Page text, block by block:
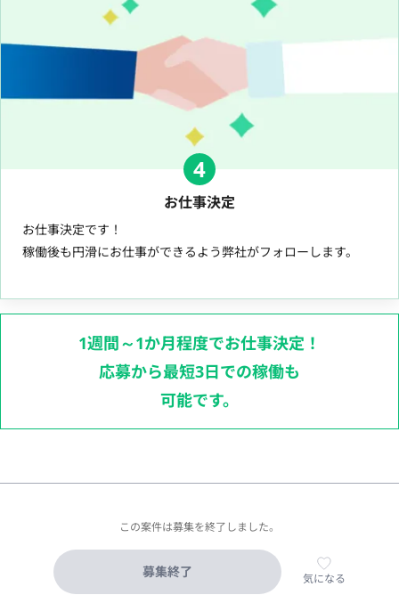
4
お仕事決定
お仕事決定です！
稼働後も円滑にお仕事ができるよう弊社がフォローします。
1週間～1か月程度でお仕事決定！
応募から最短3日での稼働も
可能です。
この案件は募集を終了しました。
募集終了 気になる